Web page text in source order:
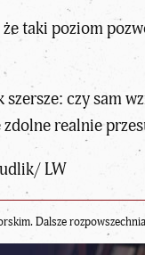
taki poziom
szersze: czy sam
realnie
LW
Dalsze